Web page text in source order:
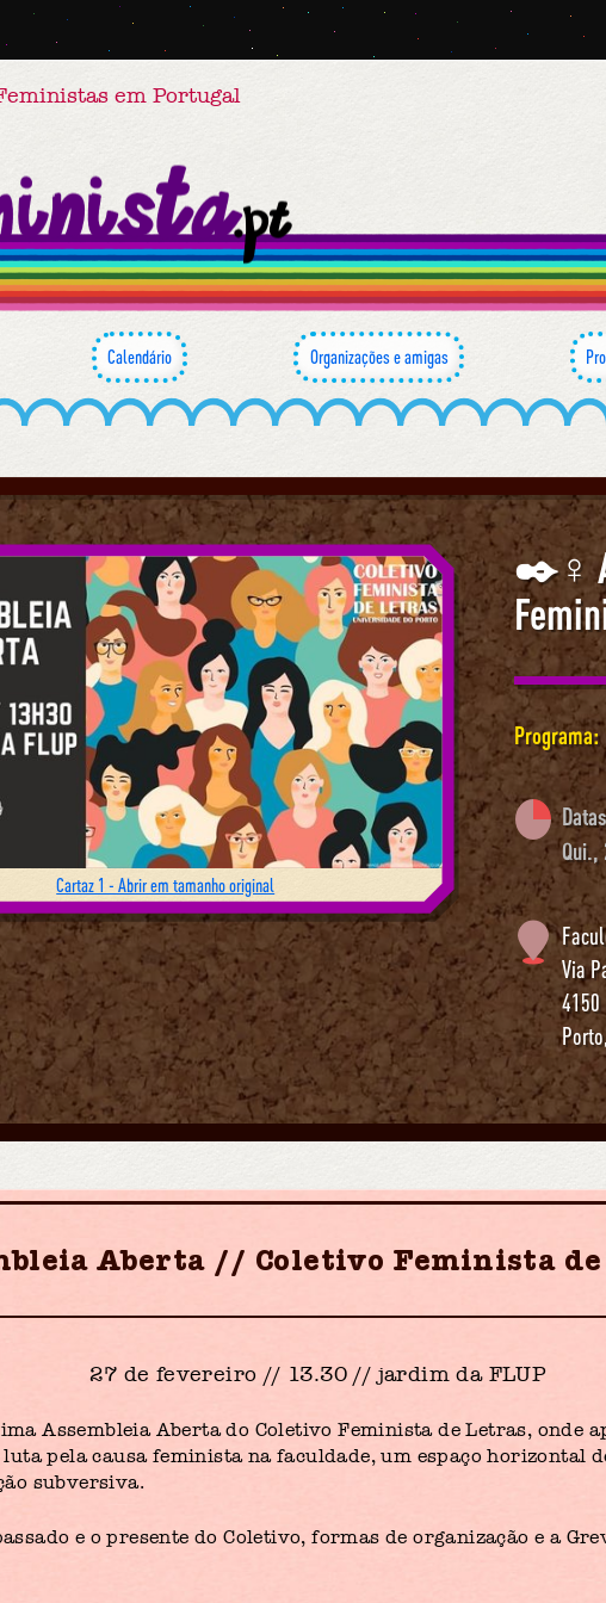
em Portugal
Calendário Organizações e amigas
✒️♀︎
Qui.,
Via
4150
Porto
Cartaz 1 - Abrir em tamanho original
Aberta // Coletivo Feminista
27 de fevereiro // 13.30 // jardim da FLUP
Assembleia Aberta do Coletivo Feminista de Letras, onde
luta pela causa feminista na faculdade, um espaço horizontal
subversiva.
e o presente do Coletivo, formas de organização e a